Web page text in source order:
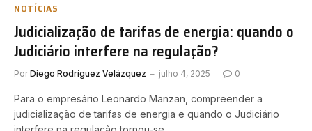
NOTÍCIAS
Judicialização de tarifas de energia: quando o
Judiciário interfere na regulação?
Por Diego Rodríguez Velázquez julho 4, 2025 0
Para o empresário Leonardo Manzan, compreender a
judicialização de tarifas de energia e quando o Judiciário